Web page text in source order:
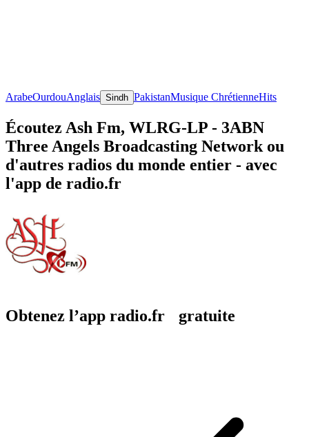
ArabeOurdouAnglais Sindh PakistanMusique ChrétienneHits
Écoutez Ash Fm, WLRG-LP - 3ABN
Three Angels Broadcasting Network ou
d'autres radios du monde entier - avec
l'app de radio.fr
Obtenez l’app radio.fr gratuite